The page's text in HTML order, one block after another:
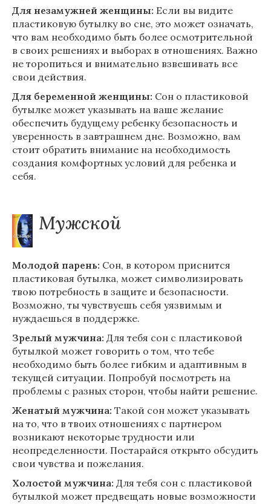
Для незамужней женщины: Если вы видите
пластиковую бутылку во сне, это может означать,
что вам необходимо быть более осмотрительной
в своих решениях и выборах в отношениях. Важно
не торопиться и внимательно взвешивать все
свои действия.
Для беременной женщины: Сон о пластиковой
бутылке может указывать на ваше желание
обеспечить будущему ребенку безопасность и
уверенность в завтрашнем дне. Возможно, вам
стоит обратить внимание на необходимость
создания комфортных условий для ребенка и
себя.
Мужской
Молодой парень: Сон, в котором приснится
пластиковая бутылка, может символизировать
твою потребность в защите и безопасности.
Возможно, ты чувствуешь себя уязвимым и
нуждаешься в поддержке.
Зрелый мужчина: Для тебя сон с пластиковой
бутылкой может говорить о том, что тебе
необходимо быть более гибким и адаптивным в
текущей ситуации. Попробуй посмотреть на
проблемы с разных сторон, чтобы найти решение.
Женатый мужчина: Такой сон может указывать
на то, что в твоих отношениях с партнером
возникают некоторые трудности или
неопределенности. Постарайся открыто обсудить
свои чувства и пожелания.
Холостой мужчина: Для тебя сон с пластиковой
бутылкой может предвещать новые возможности